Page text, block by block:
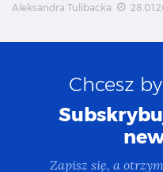
Aleksandra Tulibacka
Chcesz
Zapisz się, a